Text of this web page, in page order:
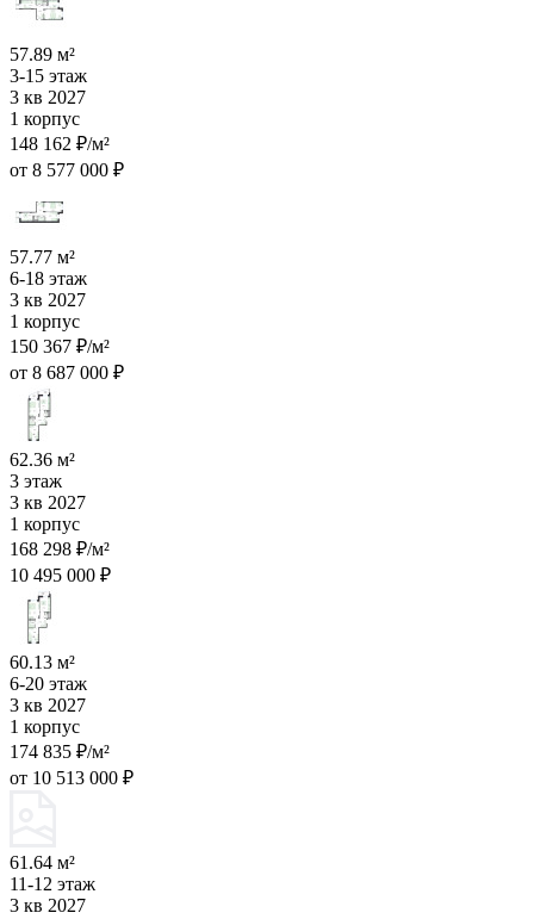
57.89 м²
3-15 этаж
3 кв 2027
1 корпус
148 162 ₽/м²
от 8 577 000 ₽
57.77 м²
6-18 этаж
3 кв 2027
1 корпус
150 367 ₽/м²
от 8 687 000 ₽
62.36 м²
3 этаж
3 кв 2027
1 корпус
168 298 ₽/м²
10 495 000 ₽
60.13 м²
6-20 этаж
3 кв 2027
1 корпус
174 835 ₽/м²
от 10 513 000 ₽
61.64 м²
11-12 этаж
3 кв 2027